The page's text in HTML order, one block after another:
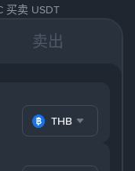
买卖 USDT
卖出
THB